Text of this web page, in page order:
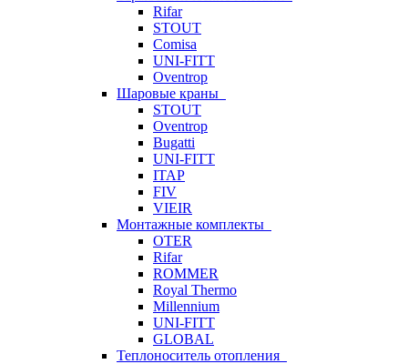
Rifar
STOUT
Comisa
UNI-FITT
Oventrop
Шаровые краны
STOUT
Oventrop
Bugatti
UNI-FITT
ITAP
FIV
VIEIR
Монтажные комплекты
OTER
Rifar
ROMMER
Royal Thermo
Millennium
UNI-FITT
GLOBAL
Теплоноситель отопления